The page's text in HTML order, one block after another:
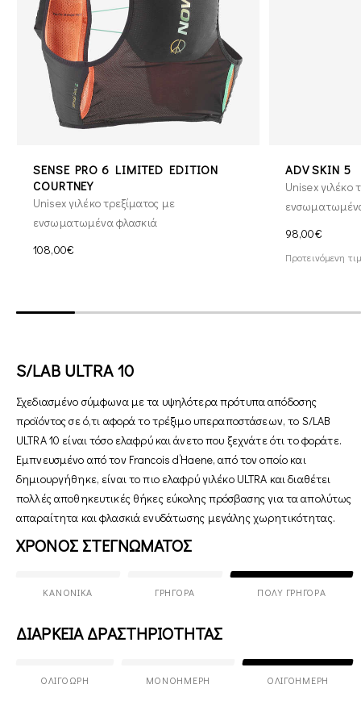
SENSE PRO 6 LIMITED EDITION
COURTNEY
Unisex γιλέκο τρεξίματος με
ενσωματωμένα φλασκιά
108,00€
ADV SKIN 5
Unisex γιλέκο
98,00€
Προτεινόμενη
S/LAB ULTRA 10
Σχεδιασμένο σύμφωνα με τα υψηλότερα πρότυπα απόδοσης
προϊόντος σε ό,τι αφορά το τρέξιμο υπεραποστάσεων, το S/LAB
ULTRA 10 είναι τόσο ελαφρύ και άνετο που ξεχνάτε ότι το φοράτε.
Εμπνευσμένο από τον Francois d’Haene, από τον οποίο και
δημιουργήθηκε, είναι το πιο ελαφρύ γιλέκο ULTRA και διαθέτει
πολλές αποθηκευτικές θήκες εύκολης πρόσβασης για τα απολύτως
απαραίτητα και φλασκιά ενυδάτωσης μεγάλης χωρητικότητας.
ΧΡΟΝΟΣ ΣΤΕΓΝΩΜΑΤΟΣ
ΚΑΝΟΝΙΚΆ ΓΡΉΓΟΡΑ ΠΟΛΎ ΓΡΉΓΟΡΑ
ΔΙΑΡΚΕΙΑ ΔΡΑΣΤΗΡΙΟΤΗΤΑΣ
ΟΛΙΓΌΩΡΗ ΜΟΝΟΉΜΕΡΗ ΟΛΙΓΟΉΜΕΡΗ